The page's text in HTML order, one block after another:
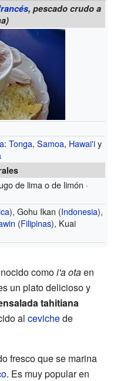
, pescado crudo a
:Tonga,Samoa, Hawai'iy
de lima o de limón ·
), Gohu Ikan (Indonesia),
(Filipinas), Kuai
comoi'a otaen
un plato delicioso y
tahitiana
al cevichede
fresco que se marina
. Es muy popular en